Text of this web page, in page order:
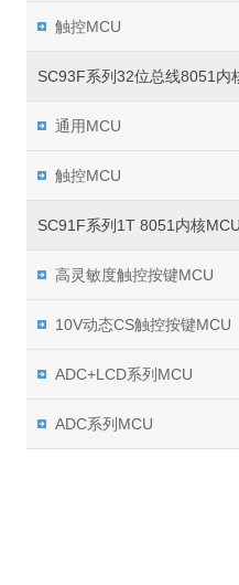
触控MCU
SC93F系列32位总线8051内
通用MCU
触控MCU
SC91F系列1T 8051内核MCU
高灵敏度触控按键MCU
10V动态CS触控按键MCU
ADC+LCD系列MCU
ADC系列MCU